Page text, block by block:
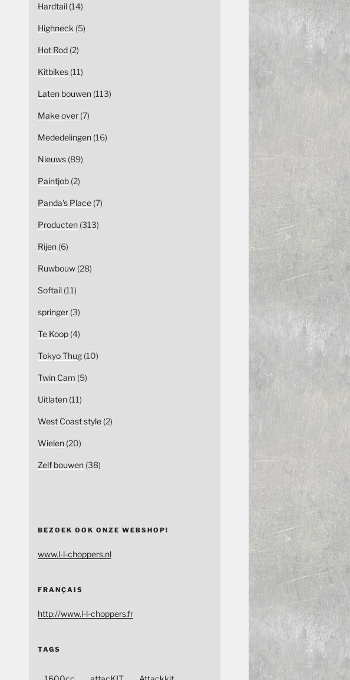
Hardtail(14)
Highneck (5)
Hot Rod(2)
Kitbikes(11)
Laten bouwen(113)
Make over(7)
Mededelingen(16)
Nieuws(89)
Paintjob(2)
Panda's Place(7)
Producten(313)
Rijen(6)
Ruwbouw(28)
Softail(11)
springer(3)
Te Koop(4)
Tokyo Thug(10)
Twin Cam (5)
Uitlaten(11)
West Coast style(2)
Wielen(20)
Zelf bouwen(38)
BEZOEK OOK ONZE WEBSHOP!
www.l-l-choppers.nl
FRANÇAIS
http://www.l-l-choppers.fr
TAGS